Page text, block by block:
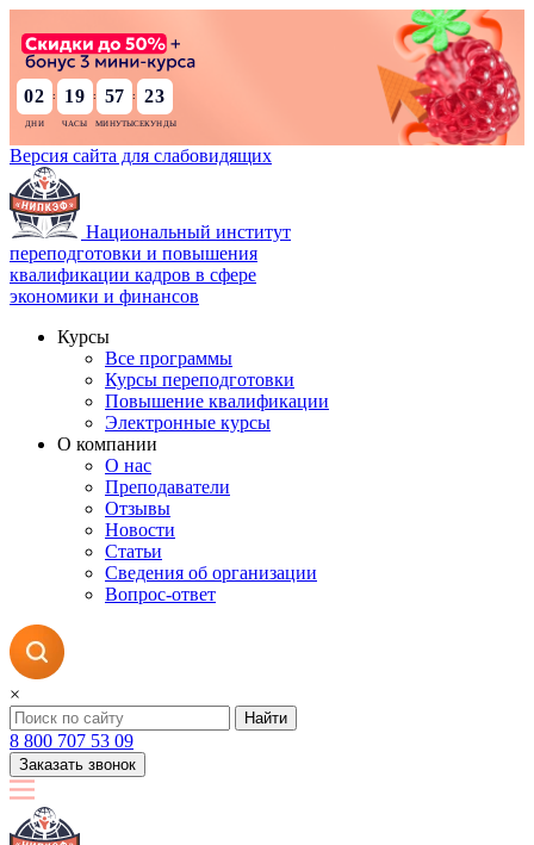
02 : 19 : 57 : 22
Версия сайта для слабовидящих
Национальный институт
переподготовки и повышения
квалификации кадров в сфере
экономики и финансов
Курсы
Все программы
Курсы переподготовки
Повышение квалификации
Электронные курсы
О компании
О нас
Преподаватели
Отзывы
Новости
Статьи
Сведения об организации
Вопрос-ответ
×
Найти
8 800 707 53 09
Заказать звонок